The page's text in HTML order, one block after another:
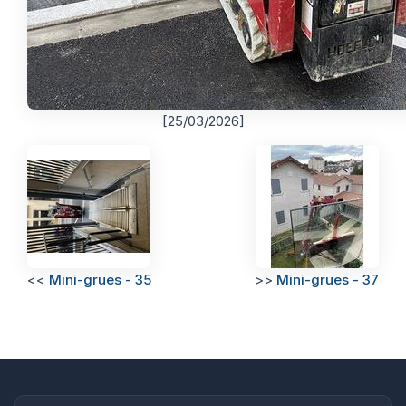
[25/03/2026]
<< Mini-grues - 35 >> Mini-grues - 37